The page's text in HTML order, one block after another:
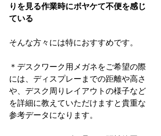
りを見る作業時にボヤケて不便を感じ
ている
そんな方々には特におすすめです。
＊デスクワーク用メガネをご希望の際
には、ディスプレーまでの距離や高さ
や、デスク周りレイアウトの様子など
を詳細に教えていただけますと貴重な
参考データになります。